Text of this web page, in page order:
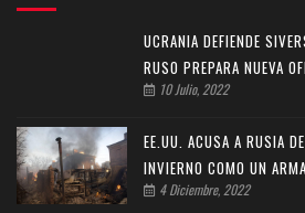
UCRANIA DEFIENDE
RUSO PREPARA NUEVA
10 Julio, 2022
EE.UU. ACUSA A RUSIA
INVIERNO COMO UN
4 Diciembre, 2022